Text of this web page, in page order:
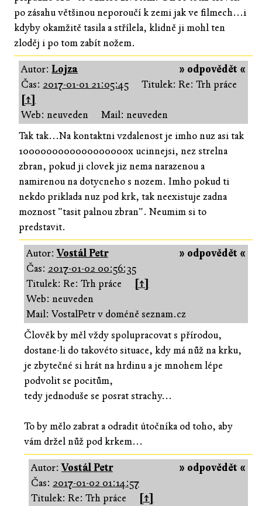
po zásahu většinou neporoučí k zemi jak ve filmech...i
kdyby okamžitě tasila a střílela, klidně ji mohl ten
zloděj i po tom zabít nožem.
» odpovědět «
Autor:Lojza
Čas: 2017-01-01 21:05:45
Titulek: Re: Trh práce
[↑]
Web: neuveden
Mail: neuveden
Tak tak...Na kontaktni vzdalenost je imho nuz asi tak
1000000000000000000x ucinnejsi, nez strelna
zbran, pokud ji clovek jiz nema narazenou a
namirenou na dotycneho s nozem. Imho pokud ti
nekdo priklada nuz pod krk, tak neexistuje zadna
moznost "tasit palnou zbran". Neumim si to
predstavit.
» odpovědět «
Autor:Vostál Petr
Čas: 2017-01-02 00:56:35
Titulek: Re: Trh práce
[↑]
Web: neuveden
Mail: VostalPetr v doméně seznam.cz
Člověk by měl vždy spolupracovat s přírodou,
dostane-li do takovéto situace, kdy má nůž na krku,
je zbytečné si hrát na hrdinu a je mnohem lépe
podvolit se pocitům,
tedy jednoduše se posrat strachy...
To by mělo zabrat a odradit útočníka od toho, aby
vám držel nůž pod krkem...
» odpovědět «
Autor:Vostál Petr
Čas: 2017-01-02 01:14:57
Titulek: Re: Trh práce
[↑]